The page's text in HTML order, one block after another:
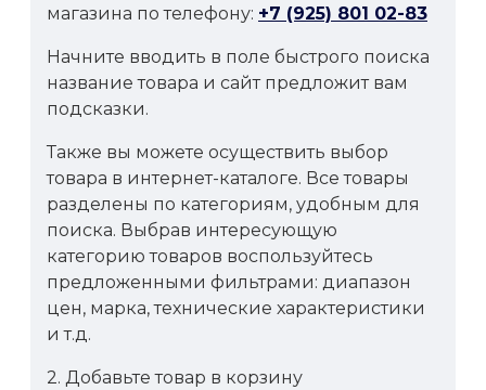
магазина по телефону: +7 (925) 801 02-83
Начните вводить в поле быстрого поиска
название товара и сайт предложит вам
подсказки.
Также вы можете осуществить выбор
товара в интернет-каталоге. Все товары
разделены по категориям, удобным для
поиска. Выбрав интересующую
категорию товаров воспользуйтесь
предложенными фильтрами: диапазон
цен, марка, технические характеристики
и т.д.
2. Добавьте товар в корзину